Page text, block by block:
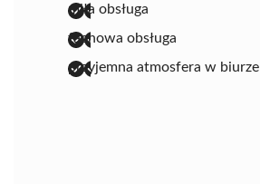
miła obsługa
fachowa obsługa
przyjemna atmosfera w biurze